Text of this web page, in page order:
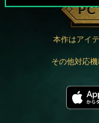
本作はアイ
その他対応機